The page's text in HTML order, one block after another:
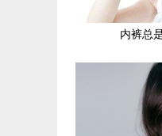
内裤总